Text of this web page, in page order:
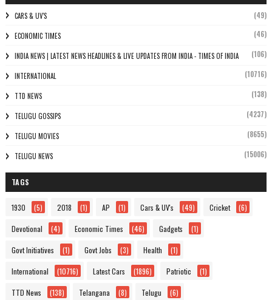
CARS & UV'S (49)
ECONOMIC TIMES (46)
INDIA NEWS | LATEST NEWS HEADLINES & LIVE UPDATES FROM INDIA - TIMES OF INDIA (106)
INTERNATIONAL (10716)
TTD NEWS (138)
TELUGU GOSSIPS (4237)
TELUGU MOVIES (8655)
TELUGU NEWS (15006)
TAGS
1930 (5) 2018 (1) AP (1) Cars & UV's (49) Cricket (6)
Devotional (4) Economic Times (46) Gadgets (1)
Govt Initiatives (1) Govt Jobs (3) Health (1)
International (10716) Latest Cars (1896) Patriotic (1)
TTD News (138) Telangana (8) Telugu (6)